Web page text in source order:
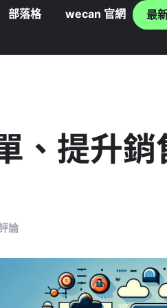
部落格 wecan 官網 最
、提升
論